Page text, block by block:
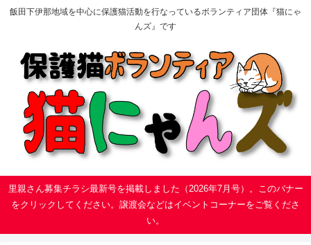
飯田下伊那地域を中心に保護猫活動を行なっているボランティア団体『猫にゃ
んズ』です
里親さん募集チラシ最新号を掲載しました（2026年7月号）。このバナー
をクリックしてください。譲渡会などはイベントコーナーをご覧くださ
い。